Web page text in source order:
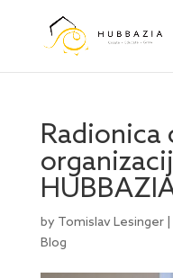
Radionica
by Tomislav Lesinger|
Blog